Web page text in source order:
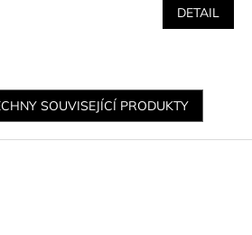
DETAIL
SOUVISEJÍCÍ PRODUKTY